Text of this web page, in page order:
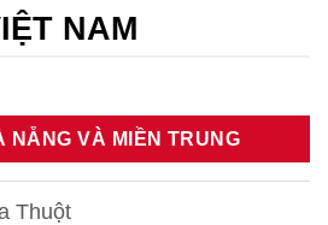
NAM
NẴNG VÀ MIỀN TRUNG
Thuột